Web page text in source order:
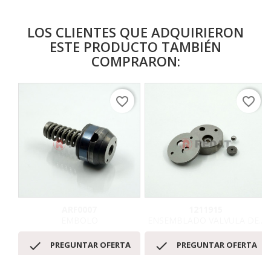
LOS CLIENTES QUE ADQUIRIERON
ESTE PRODUCTO TAMBIÉN
COMPRARON:
 PREGUNTAR OFERTA
favorite_border
 PREGUNTAR OFERTA
favorite_border